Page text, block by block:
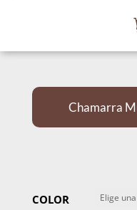
Chamarra
COLOR